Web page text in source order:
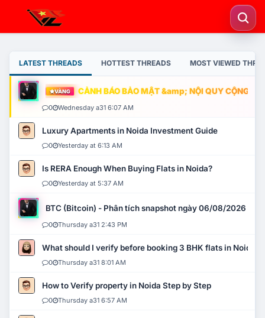
LATEST THREADS HOTTEST THREADS MOST VIEWED
VÀNG CẢNH BÁO BẢO MẬT &amp; NỘI QUY CỘNG
0 Wednesday a31 6:07 AM
Luxury Apartments in Noida Investment Guide
0 Yesterday at 6:13 AM
Is RERA Enough When Buying Flats in Noida?
0 Yesterday at 5:37 AM
BTC (Bitcoin) - Phân tích snapshot ngày 06/08/2026
0 Thursday a31 2:43 PM
What should I verify before booking 3 BHK flats in Noida?
0 Thursday a31 8:01 AM
How to Verify property in Noida Step by Step
0 Thursday a31 6:57 AM